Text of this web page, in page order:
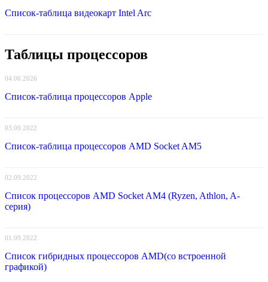
Список-таблица видеокарт Intel Arc
Таблицы процессоров
04.06.2026
Список-таблица процессоров Apple
03.09.2022
Список-таблица процессоров AMD Socket AM5
02.09.2022
Список процессоров AMD Socket AM4 (Ryzen, Athlon, A-
серия)
01.09.2022
Список гибридных процессоров AMD(со встроенной
графикой)